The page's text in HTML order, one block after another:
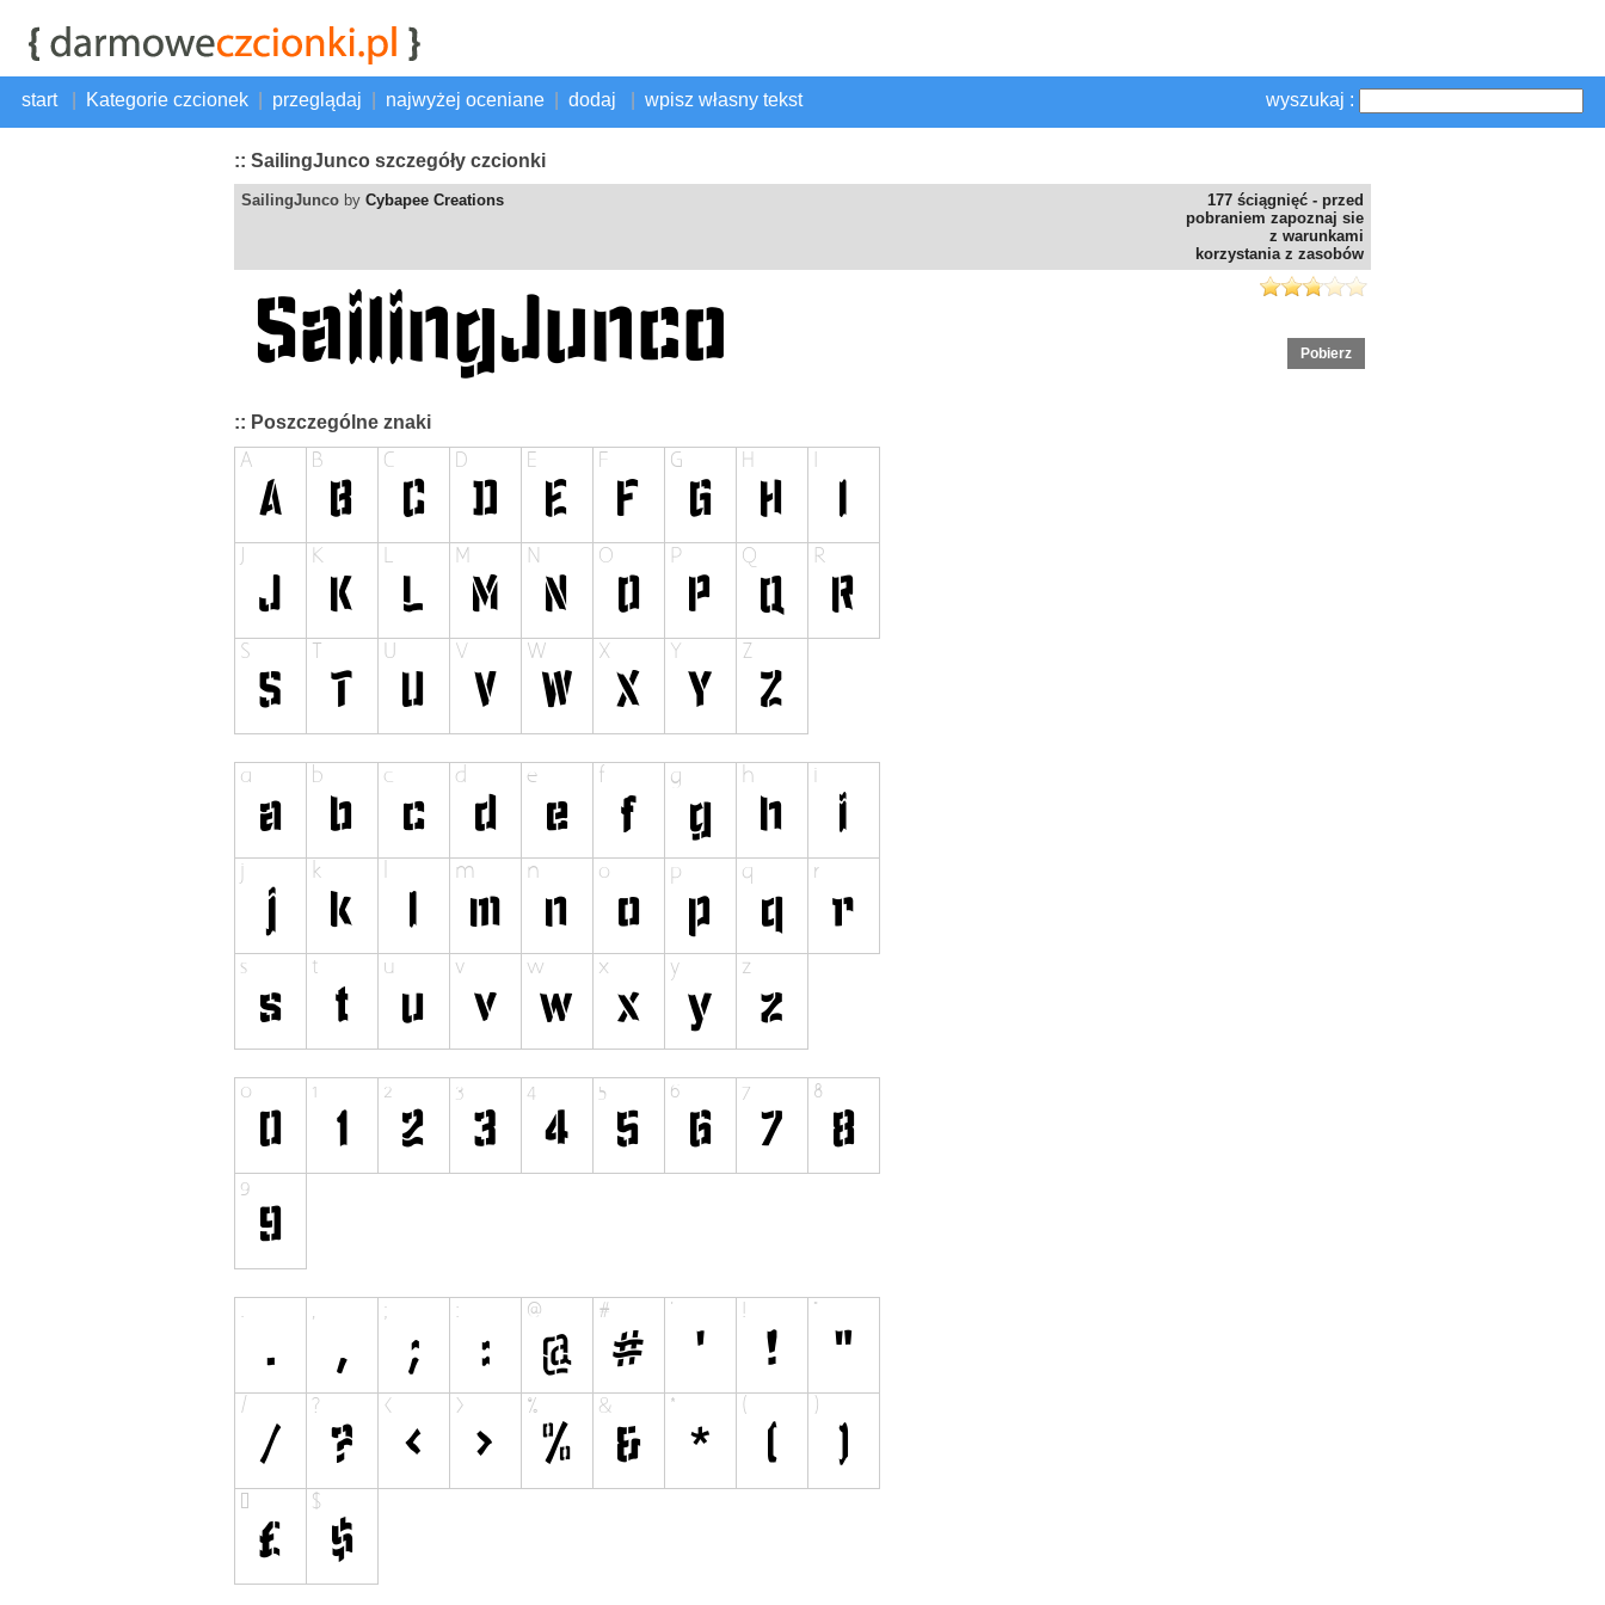
wyszukaj :
start Kategorie czcionek przeglądaj najwyżej oceniane dodaj wpisz własny tekst
:: SailingJunco szczegóły czcionki
177 ściągnięć - przed
pobraniem zapoznaj sie
z warunkami
korzystania z zasobów
SailingJunco by Cybapee Creations
Pobierz
:: Poszczególne znaki